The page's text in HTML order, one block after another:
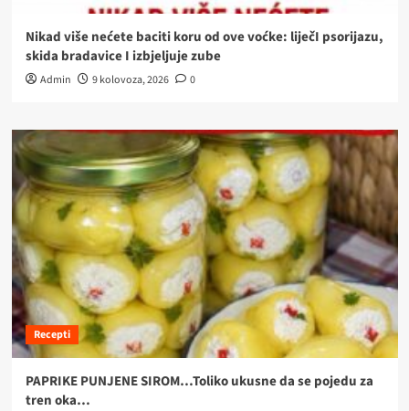
Nikad više nećete baciti koru od ove voćke: liječI psorijazu,
skida bradavice I izbjeljuje zube
Admin 9 kolovoza, 2026 0
Recepti
PAPRIKE PUNJENE SIROM…Toliko ukusne da se pojedu za
tren oka…